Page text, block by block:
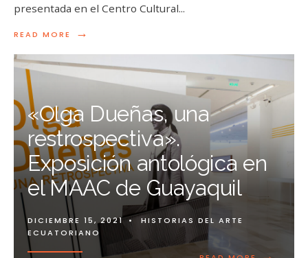
presentada en el Centro Cultural...
READ MORE →
«Olga Dueñas, una
restrospectiva».
Exposición antológica en
el MAAC de Guayaquil
DICIEMBRE 15, 2021 •
HISTORIAS DEL ARTE
ECUATORIANO